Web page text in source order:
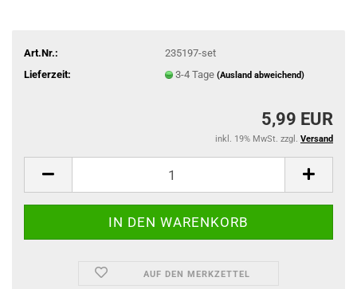
Art.Nr.:
235197-set
Lieferzeit:
3-4 Tage (Ausland abweichend)
5,99 EUR
inkl. 19% MwSt. zzgl. Versand
AUF DEN MERKZETTEL